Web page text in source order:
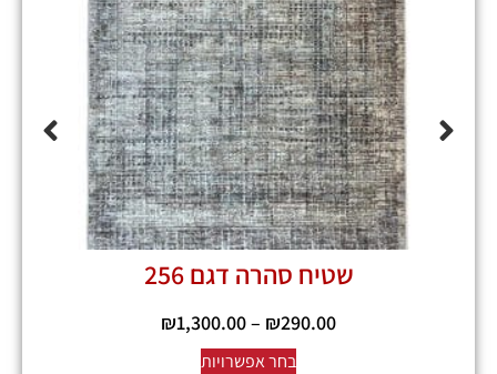
שטיח סהרה דגם 256
₪290.00
–
₪1,300.00
בחר אפשרויות